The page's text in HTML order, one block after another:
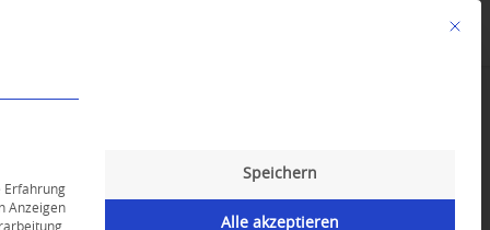
Mit
Erfahrung
Anzeigen
Speichern
Alle akzeptieren